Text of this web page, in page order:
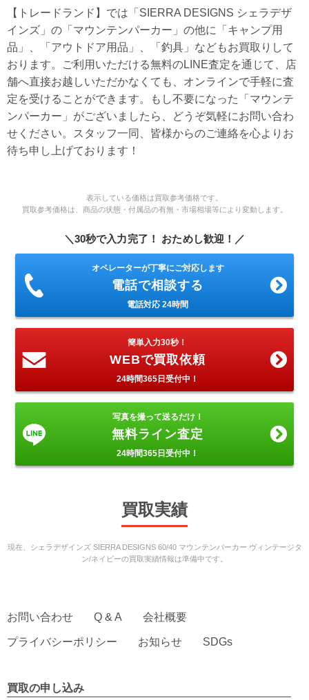
【トレードランド】では「SIERRA DESIGNS シェラデザ
インズ」の「マウンテンパーカー」の他に「キャンプ用
品」、「アウトドア用品」、「釣具」などもお買取りして
おります。ご利用いただける無料のLINE査定を通じて、店
舗へ直接お越しいただかなくても、オンラインで手軽に査
定を受けることができます。もし不要になった「マウンテ
ンパーカー」がございましたら、どうぞ気軽にお問い合わ
せください。スタッフ一同、皆様からのご連絡を心よりお
待ち申し上げております！
表示している価格は買取参考価格です。
買取参考価格は、商品の状態・付属品の有無・市場相場等により変動します。
＼30秒で入力完了！ おためし歓迎！／
オペレーターが丁寧にご対応します
電話で相談する
電話対応 24時間
簡単入力30秒！
WEBで買取依頼
24時間365日受付中！
写真を撮って送るだけ！
無料ライン査定
24時間365日受付中！
買取実績
現在、シェラデザインズ SIERRA DESIGNS 60/40 マウンテンパーカー ヴィンテージタ
ン/ネイビーの買取実績情報は準備中です。
お問い合わせ Q & A 会社概要
プライバシーポリシー お知らせ SDGs
買取の申し込み